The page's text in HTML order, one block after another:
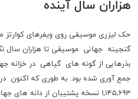
هزاران سال آینده
حک لیزری موسیقی روی ویفرهای کوارتز می
گنجینه جهانی موسیقی تا هزاران سال
بذرهایی از گونه های گیاهی در خزانه
جمع آوری شده بود. به طوری که اکنون
۱,۱۴۵,۶۹۳ نسخه پشتیبان از دانه